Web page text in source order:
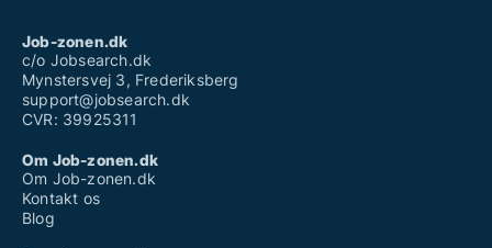
Job-zonen.dk
c/o Jobsearch.dk
Mynstersvej 3, Frederiksberg
support@jobsearch.dk
CVR: 39925311
Om Job-zonen.dk
Om Job-zonen.dk
Kontakt os
Blog